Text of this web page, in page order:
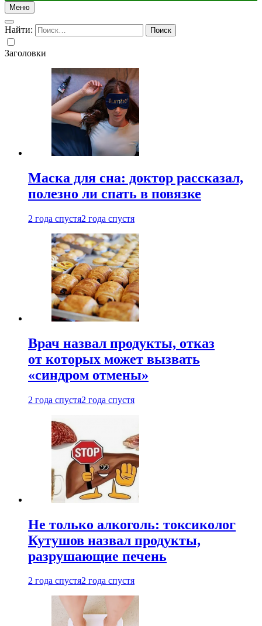
Меню
Найти:
Заголовки
Маска для сна: доктор рассказал,
полезно ли спать в повязке
2 года спустя2 года спустя
Врач назвал продукты, отказ
от которых может вызвать
«синдром отмены»
2 года спустя2 года спустя
Не только алкоголь: токсиколог
Кутушов назвал продукты,
разрушающие печень
2 года спустя2 года спустя